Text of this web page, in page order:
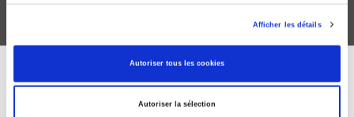
Afficher les détails
Autoriser tous les cookies
Autoriser la sélection
DISCOVER OUR JOURNALS